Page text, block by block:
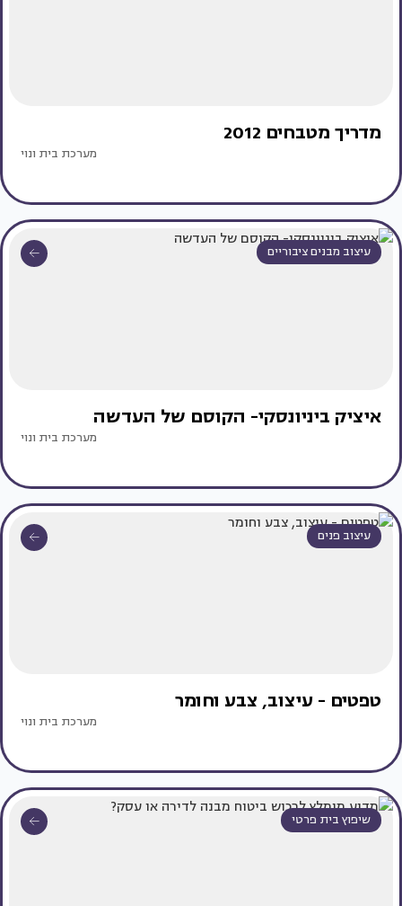
מדריך מטבחים 2012
מערכת בית ונוי
עיצוב מבנים ציבוריים
איציק ביניונסקי- הקוסם של העדשה
מערכת בית ונוי
עיצוב פנים
טפטים - עיצוב, צבע וחומר
מערכת בית ונוי
שיפוץ בית פרטי